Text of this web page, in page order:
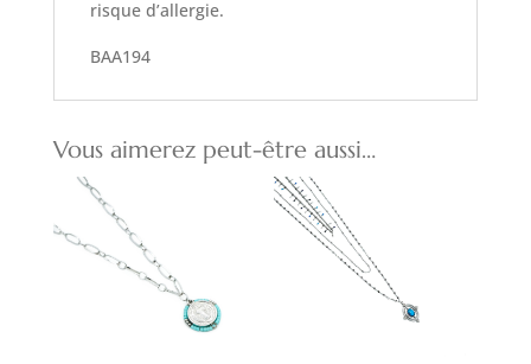
risque d’allergie.
BAA194
Vous aimerez peut-être aussi…